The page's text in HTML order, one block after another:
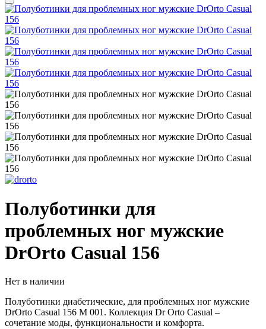
Полуботинки для
проблемных ног мужские
DrOrto Casual 156
Нет в наличии
Полуботинки диабетические, для проблемных ног мужские
DrOrto Casual 156 M 001. Коллекция Dr Orto Casual –
сочетание моды, функциональности и комфорта.